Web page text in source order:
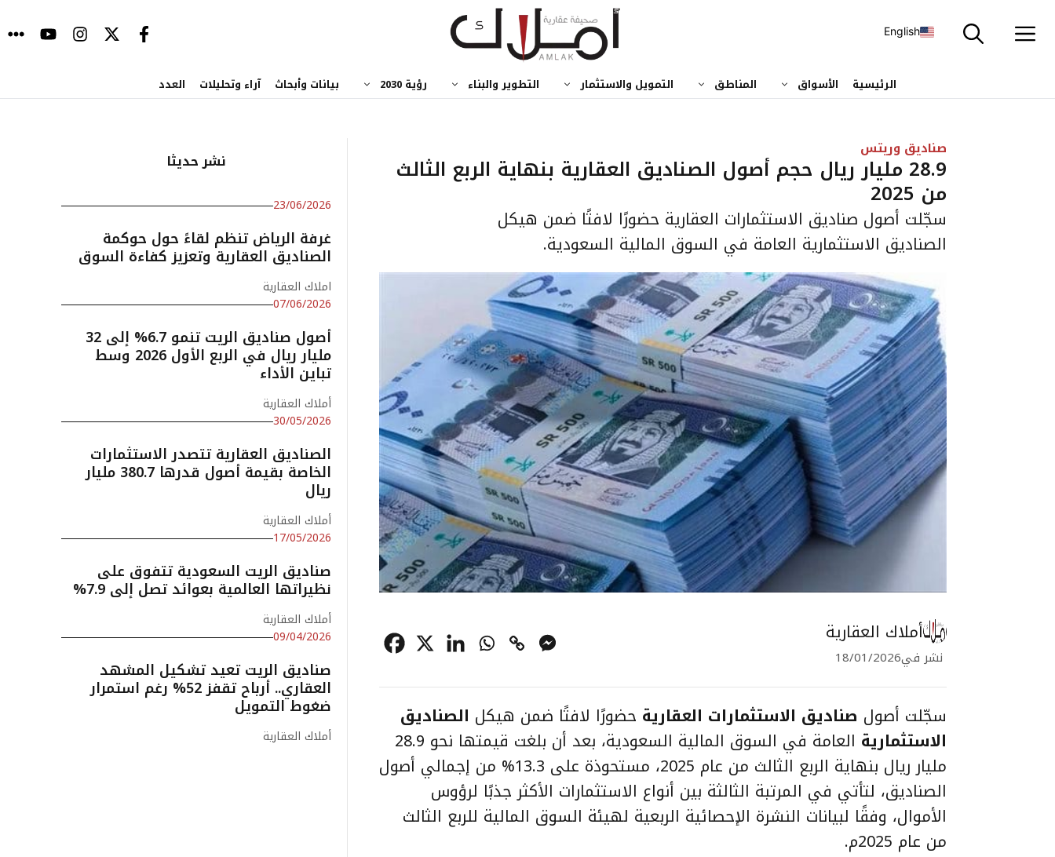
إلى
English
الرئيسية الأسواق المناطق التمويل والاستثمار التطوير والبناء رؤية 2030 بيانات وأبحاث آراء وتحليلات العدد
صناديق وريتس
28.9 مليار ريال حجم أصول الصناديق العقارية بنهاية الربع الثالث
من 2025
سجّلت أصول صناديق الاستثمارات العقارية حضورًا لافتًا ضمن هيكل
الصناديق الاستثمارية العامة في السوق المالية السعودية.
أملاك العقارية
نشر في18/01/2026
سجّلت أصول صناديق الاستثمارات العقارية حضورًا لافتًا ضمن هيكل الصناديق
الاستثمارية
العامة في السوق المالية السعودية، بعد أن بلغت قيمتها نحو 28.9
مليار ريال بنهاية الربع الثالث من عام 2025، مستحوذة على 13.3% من إجمالي أصول
الصناديق، لتأتي في المرتبة الثالثة بين أنواع الاستثمارات الأكثر جذبًا لرؤوس
الأموال، وفقًا لبيانات النشرة الإحصائية الربعية لهيئة السوق المالية للربع الثالث
من عام 2025م.
نشر حديثا
23/06/2026
غرفة الرياض تنظم لقاءً حول حوكمة
الصناديق العقارية وتعزيز كفاءة السوق
املاك العقارية
07/06/2026
أصول صناديق الريت تنمو 6.7% إلى 32
مليار ريال في الربع الأول 2026 وسط
تباين الأداء
أملاك العقارية
30/05/2026
الصناديق العقارية تتصدر الاستثمارات
الخاصة بقيمة أصول قدرها 380.7 مليار
ريال
أملاك العقارية
17/05/2026
صناديق الريت السعودية تتفوق على
نظيراتها العالمية بعوائد تصل إلى 7.9%
أملاك العقارية
09/04/2026
صناديق الريت تعيد تشكيل المشهد
العقاري.. أرباح تقفز 52% رغم استمرار
ضغوط التمويل
أملاك العقارية